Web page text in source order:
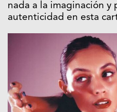
nada a la imaginación y
autenticidad en esta